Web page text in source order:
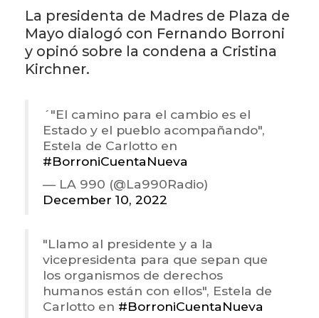
La presidenta de Madres de Plaza de
Mayo dialogó con Fernando Borroni
y opinó sobre la condena a Cristina
Kirchner.
´"El camino para el cambio es el
Estado y el pueblo acompañando",
Estela de Carlotto en
#BorroniCuentaNueva
— LA 990 (@La990Radio)
December 10, 2022
"Llamo al presidente y a la
vicepresidenta para que sepan que
los organismos de derechos
humanos están con ellos", Estela de
Carlotto en #BorroniCuentaNueva